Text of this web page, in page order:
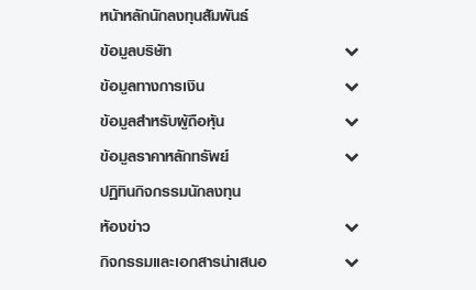
หน้าหลักนักลงทุนสัมพันธ์
ข้อมูลบริษัท
ข้อมูลทางการเงิน
ข้อมูลสำหรับผู้ถือหุ้น
ข้อมูลราคาหลักทรัพย์
ปฏิทินกิจกรรมนักลงทุน
ห้องข่าว
กิจกรรมและเอกสารนำเสนอ